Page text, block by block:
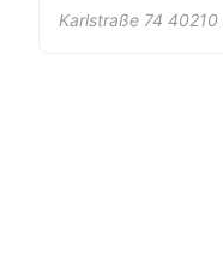
Karlstraße 74 40210